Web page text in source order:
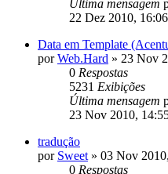
Última mensagem
22 Dez 2010, 16:06
Data em Template
porWeb.Hard » 23 Nov
0 Respostas
5231 Exibições
Última mensagem
23 Nov 2010,
tradução
por Sweet » 03 Nov
0 Respostas